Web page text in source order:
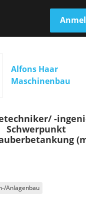
Alfons Haar
Maschinenbau
-
Schwerpunkt
Anlagenbau